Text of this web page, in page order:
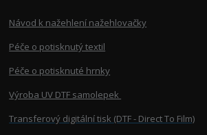
Návod k nažehlení nažehlovačky
Péče o potisknutý textil
Péče o potisknuté hrnky
Výroba UV DTF samolepek
Transferový digitální tisk (DTF - Direct To Film)